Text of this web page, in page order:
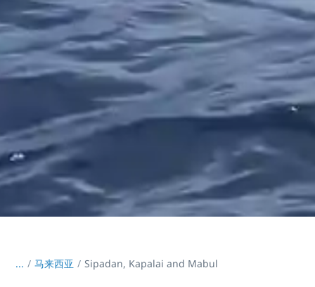
... / 马来西亚 Sipadan, Kapalai and Mabul